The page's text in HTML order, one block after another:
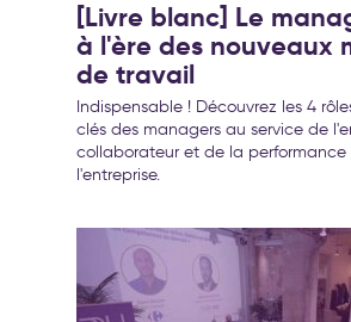
[Livre blanc] Le
à l'ère des nouveaux
de travail
Indispensable ! Découvrez les 4
clés des managers au service de
collaborateur et de la performance
l'entreprise.